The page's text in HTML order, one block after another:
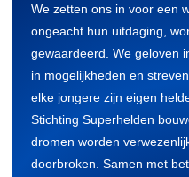
We zetten ons in voor een
ongeacht hun uitdaging,
gewaardeerd. We geloven
in mogelijkheden en
elke jongere zijn eigen
Stichting Superhelden
dromen worden
doorbroken. Samen met